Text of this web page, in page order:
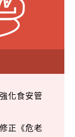
化食安管
正《危老